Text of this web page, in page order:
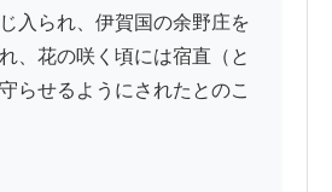
入られ、伊賀国の余野庄を
、花の咲く頃には宿直（と
らせるようにされたとのこ